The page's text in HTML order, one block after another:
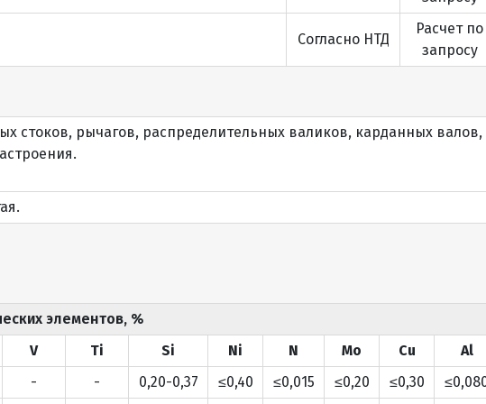
Согласно НТД
Расчет по
запросу
стоков, рычагов, распределительных валиков, карданных валов,
элементов, %
V Ti Si Ni N Mo Cu
Al
- - 0,20-0,37 ≤0,40 ≤0,015 ≤0,20 ≤0,30